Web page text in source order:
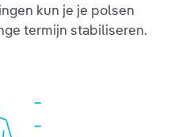
kun je je polsen
termijn stabiliseren.